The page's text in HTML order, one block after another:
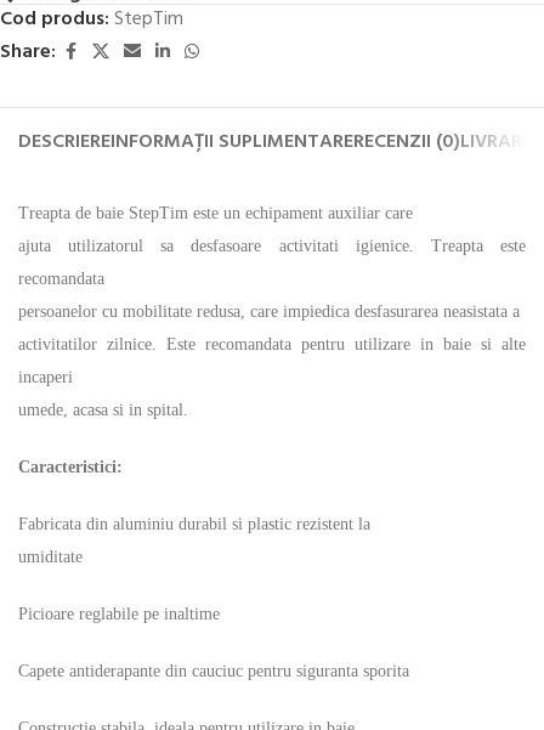
Cod produs:StepTim
Share:
DESCRIEREINFORMAȚII SUPLIMENTARERECENZII (0)LIVRARE
Treapta de baie StepTim este un echipament auxiliar care
ajuta utilizatorul sa desfasoare activitati igienice. Treapta este
recomandata
persoanelor cu mobilitate redusa, care impiedica desfasurarea neasistata a
activitatilor zilnice. Este recomandata pentru utilizare in baie si alte
incaperi
umede, acasa si in spital.
Caracteristici:
Fabricata din aluminiu durabil si plastic rezistent la
umiditate
Picioare reglabile pe inaltime
Capete antiderapante din cauciuc pentru siguranta sporita